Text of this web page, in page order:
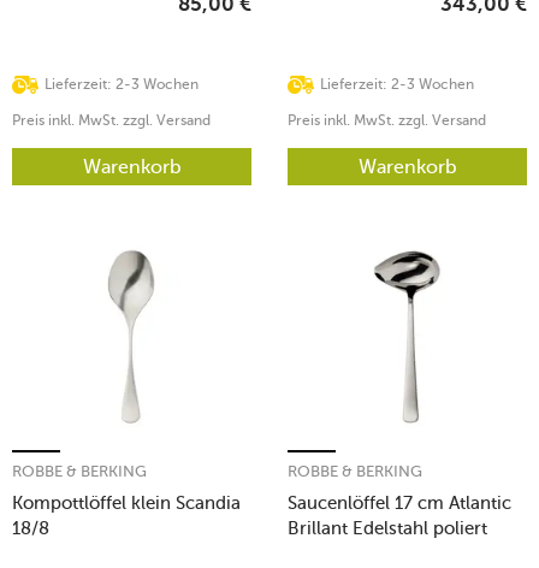
Lieferzeit: 2-3 Wochen
85,00 €
Preis inkl. MwSt. zzgl. Versand
Warenkorb
Lieferzeit: 2-3 Wochen
343,00 €
Preis inkl. MwSt. zzgl. Versand
Warenkorb
Kompottlöffel klein Scandia
18/8
ROBBE & BERKING
Saucenlöffel 17 cm Atlantic
Brillant Edelstahl poliert
ROBBE & BERKING